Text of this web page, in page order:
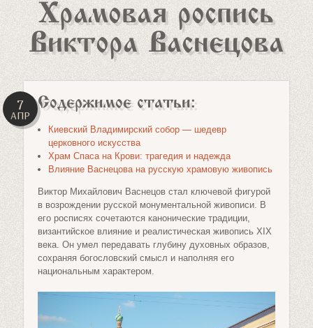
Храмовая роспись
Виктора Васнецова
7
АПР
Содержимое статьи:
Киевский Владимирский собор — шедевр
церковного искусства
Храм Спаса на Крови: трагедия и надежда
Влияние Васнецова на русскую храмовую живопись
Виктор Михайлович Васнецов стал ключевой фигурой
в возрождении русской монументальной живописи. В
его росписях сочетаются канонические традиции,
византийское влияние и реалистическая живопись XIX
века. Он умел передавать глубину духовных образов,
сохраняя богословский смысл и наполняя его
национальным характером.